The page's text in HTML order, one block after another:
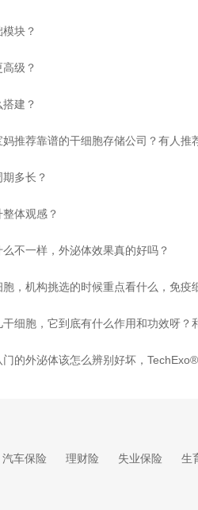
块？
级？
建？
多长？
体观感？
不一样，外泌体效果真的好吗？
汽车保险 理财险 失业保险 生